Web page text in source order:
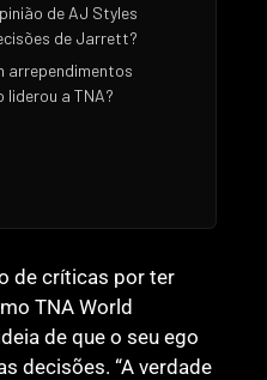
de AJ Styles
de Jarrett?
arrependimentos
liderou a TNA?
de críticas por ter
TNA World
de que o seu ego
decisões. “A verdade